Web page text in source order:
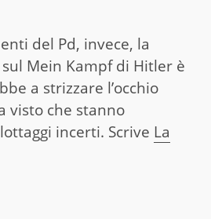
del Pd, invece, la
Mein Kampf di Hitler è
a strizzare l’occhio
visto che stanno
incerti. Scrive La